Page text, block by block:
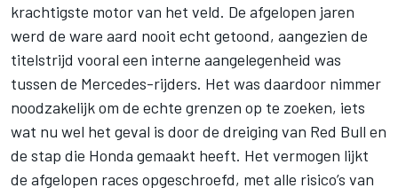
krachtigste motor van het veld. De afgelopen jaren
werd de ware aard nooit echt getoond, aangezien de
titelstrijd vooral een interne aangelegenheid was
tussen de Mercedes-rijders. Het was daardoor nimmer
noodzakelijk om de echte grenzen op te zoeken, iets
wat nu wel het geval is door de dreiging van Red Bull en
de stap die Honda gemaakt heeft. Het vermogen lijkt
de afgelopen races opgeschroefd, met alle risico’s van